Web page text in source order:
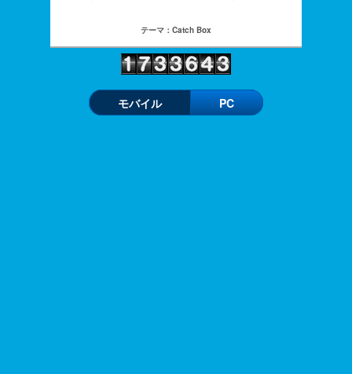
テーマ：Catch Box
モバイル PC